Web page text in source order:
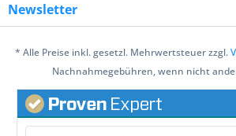
Newsletter
* Alle Preise inkl. gesetzl. Mehrwertsteuer zzgl.
Nachnahmegebühren, wenn nicht